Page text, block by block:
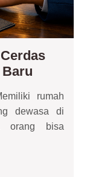
Baru
Rumah:
Cara
Cerdas
rumah
dewasa di
orang bisa